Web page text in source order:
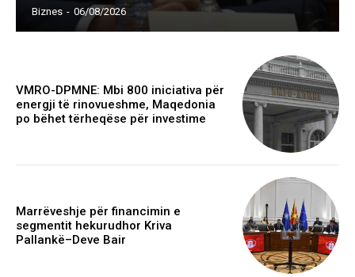
Biznes - 06/08/2026
VMRO-DPMNE: Mbi 800 iniciativa për
energji të rinovueshme, Maqedonia
po bëhet tërheqëse për investime
Marrëveshje për financimin e
segmentit hekurudhor Kriva
Pallankë–Deve Bair